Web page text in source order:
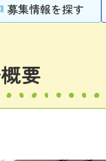
募集情報を探す
要